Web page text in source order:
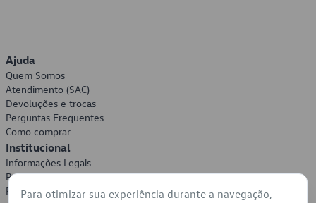
Ajuda
Quem Somos
Atendimento (SAC)
Devoluções e trocas
Perguntas Frequentes
Como comprar
Institucional
Informações Legais
Política de Privacidade
Política de Cookies
Para otimizar sua experiência durante a navegação,